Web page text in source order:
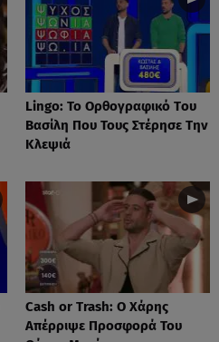
Lingo: Το Oρθογραφικό Tου
Βασίλη Που Τους Στέρησε Την
Κλεψιά
Cash or Trash: Ο Χάρης
Απέρριψε Προσφορά Του